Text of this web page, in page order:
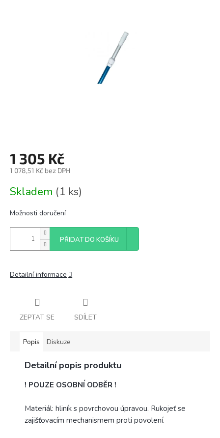
1 305 Kč
1 078,51 Kč bez DPH
cena:
Skladem (1 ks)
Možnosti doručení
PŘIDAT DO KOŠÍKU
Detailní informace
ZEPTAT SE SDÍLET
Popis Diskuze
Detailní popis produktu
! POUZE OSOBNÍ ODBĚR !
Materiál: hliník s povrchovou úpravou. Rukojeť se
zajišťovacím mechanismem proti povolení.